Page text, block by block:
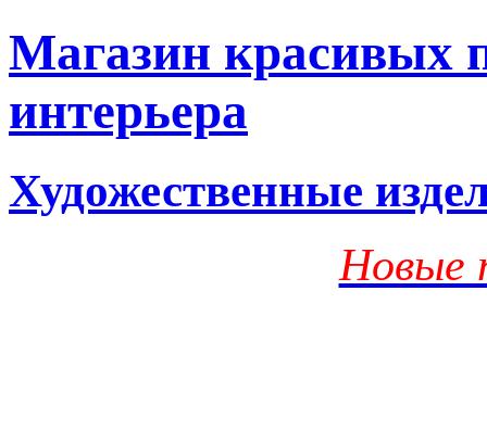
Магазин красивых
интерьера
Художественные
Новые